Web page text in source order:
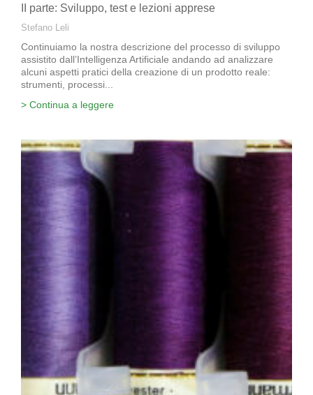
II parte: Sviluppo, test e lezioni apprese
Stefano Leli
Continuiamo la nostra descrizione del processo di sviluppo
assistito dall’Intelligenza Artificiale andando ad analizzare
alcuni aspetti pratici della creazione di un prodotto reale:
strumenti, processi...
> Continua a leggere